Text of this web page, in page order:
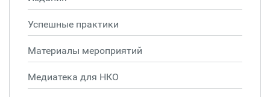
Успешные практики
Материалы мероприятий
Медиатека для НКО